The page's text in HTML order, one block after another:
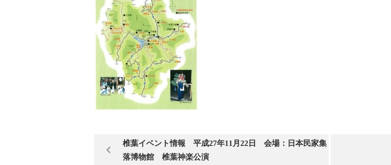
椎葉イベント情報 平成27年11月22日 会場：日本民家集
落博物館 椎葉神楽公演